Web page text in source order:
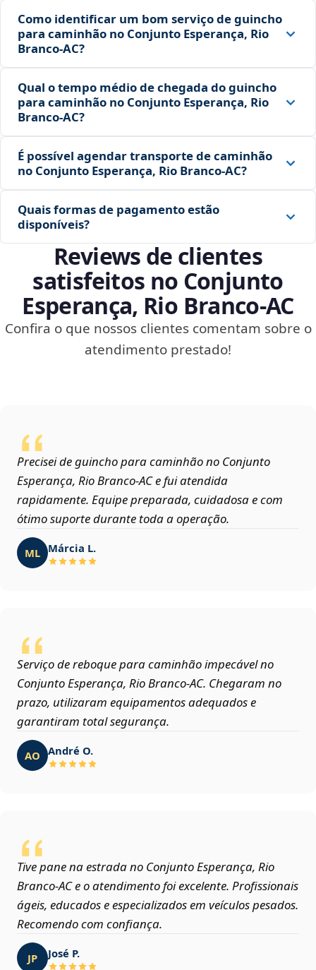
Como identificar um bom serviço de guincho
para caminhão no Conjunto Esperança, Rio
Branco‑AC?
Qual o tempo médio de chegada do guincho
para caminhão no Conjunto Esperança, Rio
Branco‑AC?
É possível agendar transporte de caminhão
no Conjunto Esperança, Rio Branco‑AC?
Quais formas de pagamento estão
disponíveis?
Reviews de clientes
satisfeitos no Conjunto
Esperança, Rio Branco‑AC
Confira o que nossos clientes comentam sobre o
atendimento prestado!
Precisei de guincho para caminhão no Conjunto
Esperança, Rio Branco‑AC e fui atendida
rapidamente. Equipe preparada, cuidadosa e com
ótimo suporte durante toda a operação.
ML Márcia L.
Serviço de reboque para caminhão impecável no
Conjunto Esperança, Rio Branco‑AC. Chegaram no
prazo, utilizaram equipamentos adequados e
garantiram total segurança.
AO André O.
Tive pane na estrada no Conjunto Esperança, Rio
Branco‑AC e o atendimento foi excelente. Profissionais
ágeis, educados e especializados em veículos pesados.
Recomendo com confiança.
JP José P.